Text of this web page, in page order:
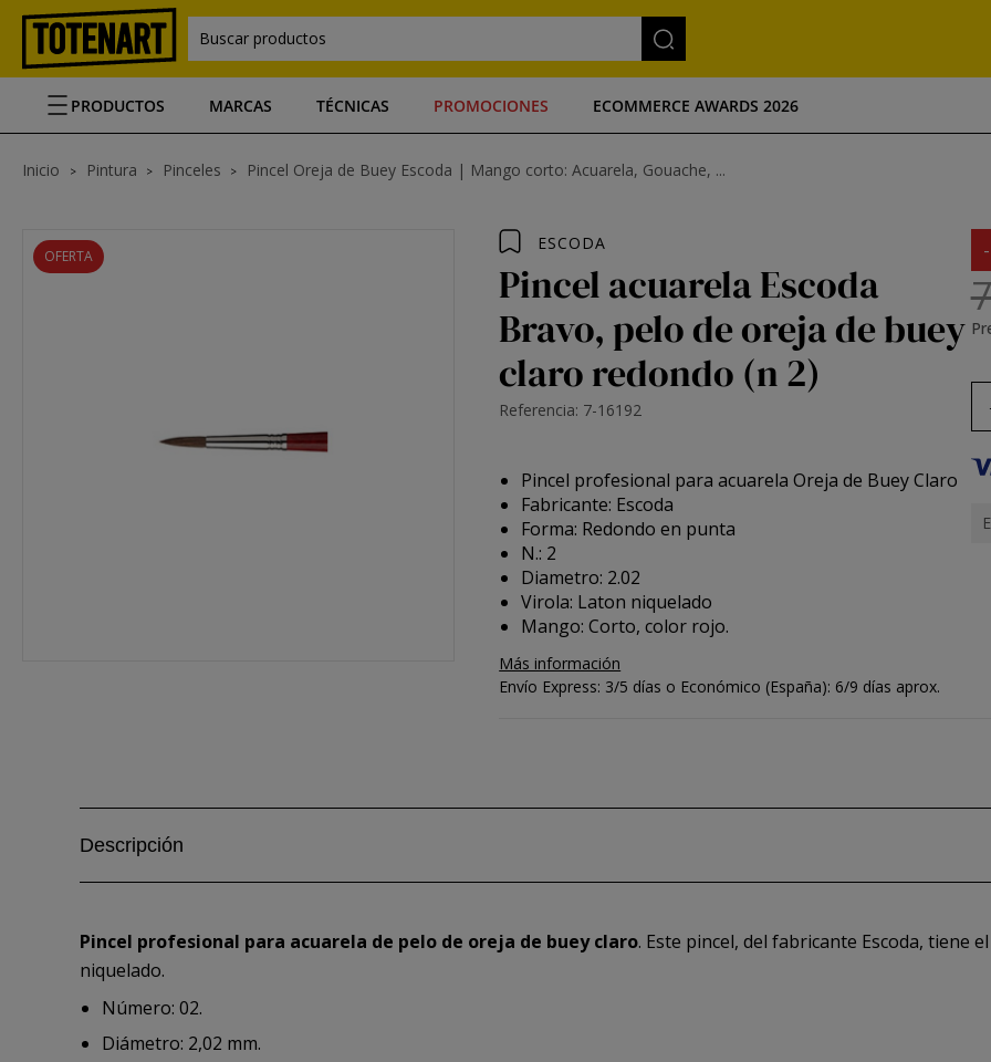
Buscar productos
PRODUCTOS MARCAS TÉCNICAS PROMOCIONES ECOMMERCE AWARDS 2026
Inicio Pintura Pinceles Pincel Oreja de Buey Escoda | Mango corto: Acuarela, Gouache, ...
OFERTA
ESCODA
Pincel acuarela Escoda
Bravo, pelo de oreja de buey
claro redondo (n 2)
Referencia: 7-16192
Pincel profesional para acuarela Oreja de Buey Claro
Fabricante: Escoda
Forma: Redondo en punta
N.: 2
Diametro: 2.02
Virola: Laton niquelado
Mango: Corto, color rojo.
Más información
Envío Express: 3/5 días o Económico (España): 6/9 días aprox.
Descripción
Pincel profesional para acuarela de pelo de oreja de buey claro. Este pincel, del fabricante Escoda, tiene
niquelado.
Número: 02.
Diámetro: 2,02 mm.